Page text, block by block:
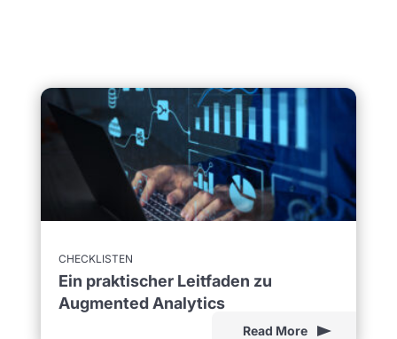
CHECKLISTEN
Ein praktischer Leitfaden zu
Augmented Analytics
Read More